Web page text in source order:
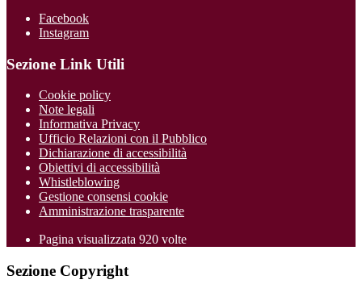
Facebook
Instagram
Sezione Link Utili
Cookie policy
Note legali
Informativa Privacy
Ufficio Relazioni con il Pubblico
Dichiarazione di accessibilità
Obiettivi di accessibilità
Whistleblowing
Gestione consensi cookie
Amministrazione trasparente
Pagina visualizzata 920 volte
Sezione Copyright